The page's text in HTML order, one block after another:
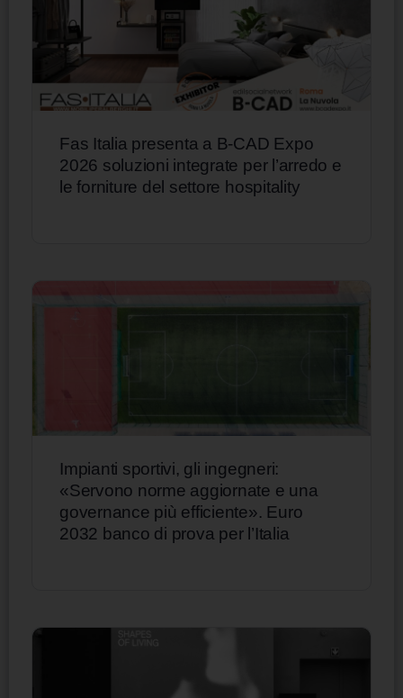
Fas Italia presenta a B-CAD Expo
2026 soluzioni integrate per l’arredo e
le forniture del settore hospitality
Impianti sportivi, gli ingegneri:
«Servono norme aggiornate e una
governance più efficiente». Euro
2032 banco di prova per l’Italia